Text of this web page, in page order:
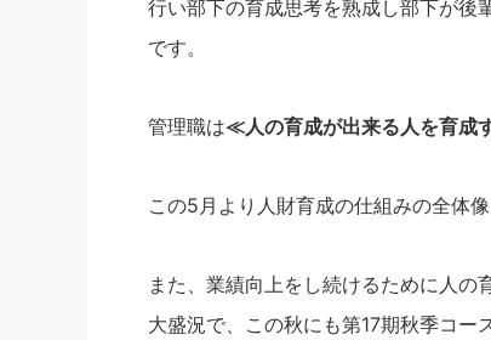
行い部下の育成思考を熟成し部下が後
です。
管理職は≪人の育成が出来る人を育成
この5月より人財育成の仕組みの全体
また、業績向上をし続けるために人
大盛況で、この秋にも第17期秋季コー